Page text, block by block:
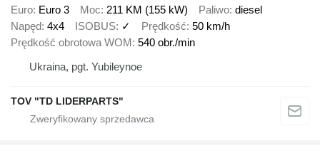
Euro Euro 3 Moc 211 KM (155 kW) Paliwo diesel
Napęd 4x4 ISOBUS ✓ Prędkość 50 km/h
Prędkość obrotowa WOM 540 obr./min
Ukraina, pgt. Yubileynoe
TOV "TD LIDERPARTS"